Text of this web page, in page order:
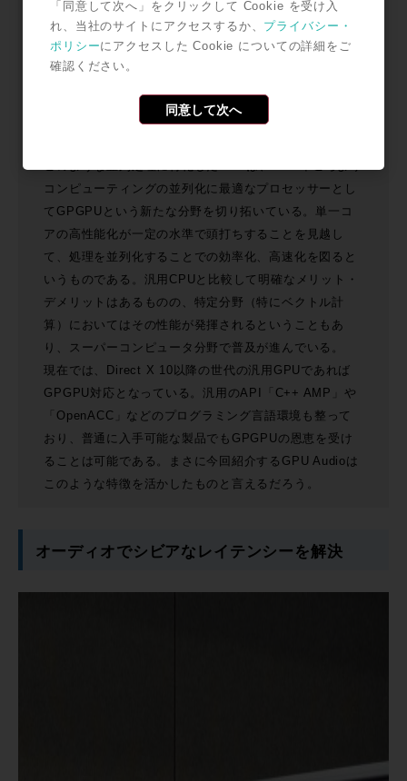
コンピューティングの並列化に最適なプロセッサーとし
てGPGPUという新たな分野を切り拓いている。単一コ
アの高性能化が一定の水準で頭打ちすることを見越し
て、処理を並列化することでの効率化、高速化を図ると
いうものである。汎用CPUと比較して明確なメリット・
デメリットはあるものの、特定分野（特にベクトル計
算）においてはその性能が発揮されるということもあ
り、スーパーコンピュータ分野で普及が進んでいる。
現在では、Direct X 10以降の世代の汎用GPUであれば
GPGPU対応となっている。汎用のAPI「C++ AMP」や
「OpenACC」などのプログラミング言語環境も整って
おり、普通に入手可能な製品でもGPGPUの恩恵を受け
ることは可能である。まさに今回紹介するGPU Audioは
このような特徴を活かしたものと言えるだろう。
オーディオでシビアなレイテンシーを解決
「同意して次へ」をクリックして Cookie を受け入
れ、当社のサイトにアクセスするか、 プライバシー・
ポリシーにアクセスした Cookie についての詳細をご
確認ください。
同意して次へ